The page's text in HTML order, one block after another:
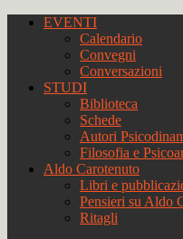
EVENTI
Calendario
Convegni
Conversazioni
STUDI
Biblioteca
Schede
Autori
Filosofia e
Aldo Carotenuto
Libri e
Pensieri su Aldo
Ritagli